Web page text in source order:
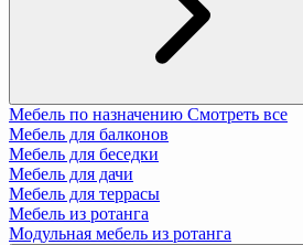
Мебель по назначению Смотреть все
Мебель для балконов
Мебель для беседки
Мебель для дачи
Мебель для террасы
Мебель из ротанга
Модульная мебель из ротанга